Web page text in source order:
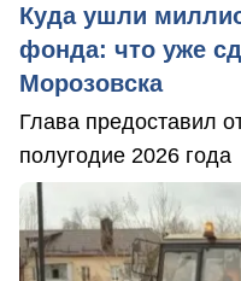
Куда ушли
фонда: что уже
Морозовска
Глава предоставил
полугодие 2026 года